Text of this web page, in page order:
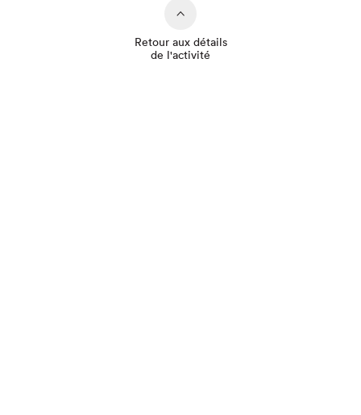
Retour aux détails
de l'activité